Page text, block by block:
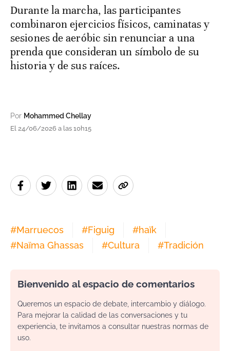
Durante la marcha, las participantes
combinaron ejercicios físicos, caminatas y
sesiones de aeróbic sin renunciar a una
prenda que consideran un símbolo de su
historia y de sus raíces.
Por Mohammed Chellay
El 24/06/2026 a las 10h15
#Marruecos #Figuig #haïk
#Naïma Ghassas #Cultura #Tradición
Bienvenido al espacio de comentarios
Queremos un espacio de debate, intercambio y diálogo.
Para mejorar la calidad de las conversaciones y tu
experiencia, te invitamos a consultar nuestras normas de
uso.